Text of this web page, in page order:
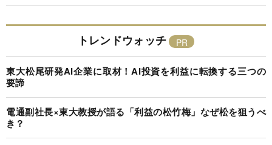
トレンドウォッチ
東大松尾研発AI企業に取材！AI投資を利益に転換する三つの
要諦
電通副社長×東大教授が語る「利益の松竹梅」なぜ松を狙うべ
き？